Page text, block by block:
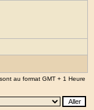
au format GMT + 1 Heure